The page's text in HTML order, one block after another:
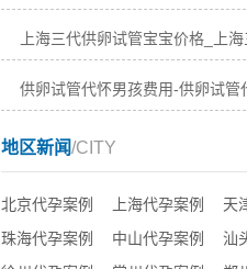
地区新闻/CITY
北京代孕案例 上海代孕案例 天
珠海代孕案例
中山代孕案例 汕